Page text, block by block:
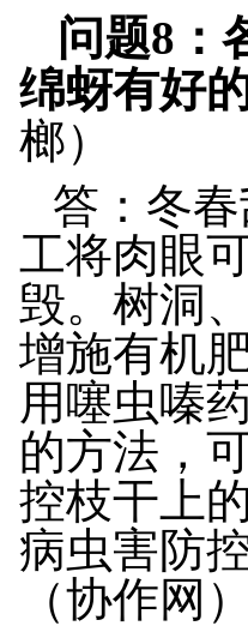
问题8
绵蚜有好
榔）
答：冬
工将肉眼
毁。树洞
增施有机
用噻虫嗪
的方法，
控枝干上
病虫害防
（协作网